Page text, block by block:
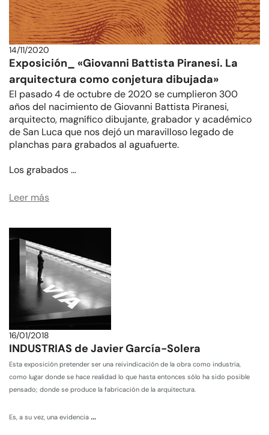
14/11/2020
Exposición_ «Giovanni Battista Piranesi. La
arquitectura como conjetura dibujada»
El pasado 4 de octubre de 2020 se cumplieron 300
años del nacimiento de Giovanni Battista Piranesi,
arquitecto, magnífico dibujante, grabador y académico
de San Luca que nos dejó un maravilloso legado de
planchas para grabados al aguafuerte.
Los grabados …
Leer más
16/01/2018
INDUSTRIAS de Javier García-Solera
Esta exposición pretender ser una reivindicación de la obra como industria,
como lugar donde se hace realidad lo que hasta entonces sólo ha sido posible
pensado; donde se produce la fabricación de la arquitectura.
Es, a su vez, una evidencia …